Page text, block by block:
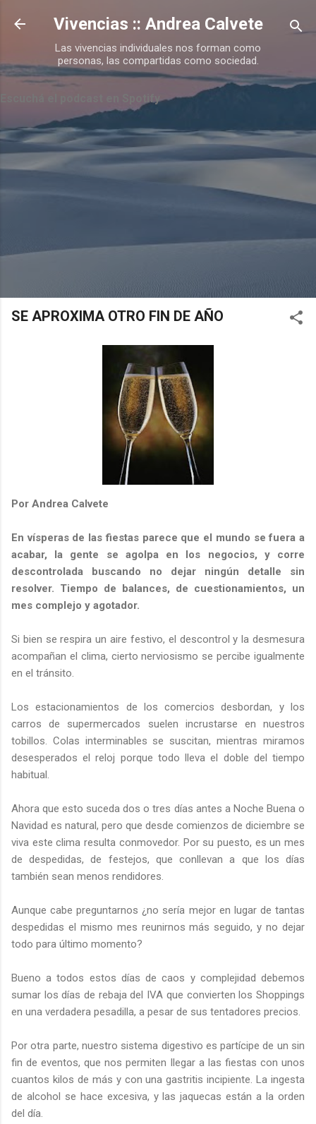
Ir al contenido principal
Vivencias :: Andrea Calvete
Las vivencias individuales nos forman como
personas, las compartidas como sociedad.
Escuchá el podcast en Spotify
SE APROXIMA OTRO FIN DE AÑO
Por Andrea Calvete
En vísperas de las fiestas parece que el mundo se fuera a
acabar, la gente se agolpa en los negocios, y corre
descontrolada buscando no dejar ningún detalle sin
resolver. Tiempo de balances, de cuestionamientos, un
mes complejo y agotador.
Si bien se respira un aire festivo, el descontrol y la desmesura
acompañan el clima, cierto nerviosismo se percibe igualmente
en el tránsito.
Los estacionamientos de los comercios desbordan, y los
carros de supermercados suelen incrustarse en nuestros
tobillos. Colas interminables se suscitan, mientras miramos
desesperados el reloj porque todo lleva el doble del tiempo
habitual.
Ahora que esto suceda dos o tres días antes a Noche Buena o
Navidad es natural, pero que desde comienzos de diciembre se
viva este clima resulta conmovedor. Por su puesto, es un mes
de despedidas, de festejos, que conllevan a que los días
también sean menos rendidores.
Aunque cabe preguntarnos ¿no sería mejor en lugar de tantas
despedidas el mismo mes reunirnos más seguido, y no dejar
todo para último momento?
Bueno a todos estos días de caos y complejidad debemos
sumar los días de rebaja del IVA que convierten los Shoppings
en una verdadera pesadilla, a pesar de sus tentadores precios.
Por otra parte, nuestro sistema digestivo es partícipe de un sin
fin de eventos, que nos permiten llegar a las fiestas con unos
cuantos kilos de más y con una gastritis incipiente. La ingesta
de alcohol se hace excesiva, y las jaquecas están a la orden
del día.